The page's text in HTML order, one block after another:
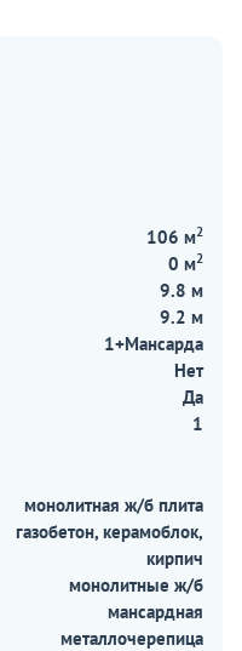
106 м2
0 м2
9.8 м
9.2 м
1+Мансарда
Нет
Да
1
монолитная ж/б плита
газобетон, керамоблок,
кирпич
монолитные ж/б
мансардная
металлочерепица